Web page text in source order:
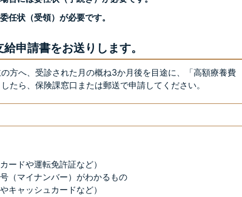
任状（受領）が必要です。
申請書をお送りします。
方へ、受診された月の概ね3か月後を目途に、「高額療養費
たら、保険課窓口または郵送で申請してください。
ードや運転免許証など）
（マイナンバー）がわかるもの
キャッシュカードなど）